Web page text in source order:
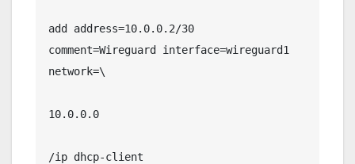
add address=10.0.0.2/30
comment=Wireguard interface=wireguard1
network=\
10.0.0.0
/ip dhcp-client